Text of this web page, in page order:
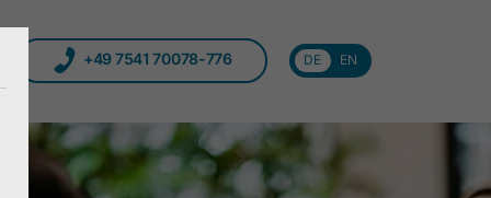
+49 7541 70078-776 DE EN